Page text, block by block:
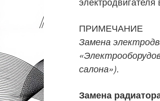
ПРИМЕЧАНИЕ
Замена
салона»).
Замена